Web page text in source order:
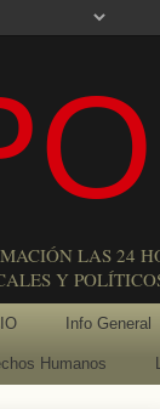
LAS 24
Y
Info General
Humanos